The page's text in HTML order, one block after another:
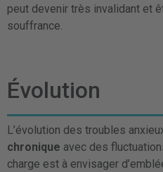
peut devenir très invalidant et
souffrance.
Évolution
L’évolution des troubles
chronique avec des
charge est à envisager